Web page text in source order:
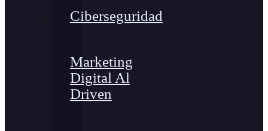
Ciberseguridad
Marketing
Digital Al
Driven